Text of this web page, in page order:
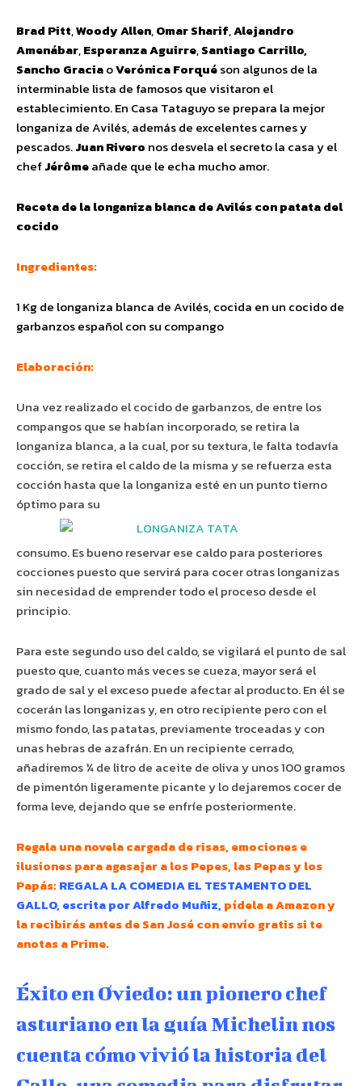
Brad Pitt,Woody Allen,Omar Sharif,Alejandro
Amenábar,Esperanza Aguirre,Santiago Carrillo,
Sancho GraciaoVerónica Forquéson algunos de la
interminable lista de famosos que visitaron el
establecimiento. En Casa Tataguyo se prepara la mejor
longaniza de Avilés, además de excelentes carnes y
pescados.Juan Rivero nos desvela el secreto la casa y el
chefJérômeañade que le echa mucho amor.
Receta de la longaniza blanca de Avilés con patata del
cocido
Ingredientes:
1 Kg de longaniza blanca de Avilés, cocida en un cocido de
garbanzos español con su compango
Elaboración:
Una vez realizado el cocido de garbanzos, de entre los
compangos que se habían incorporado, se retira la
longaniza blanca, a la cual, por su textura, le falta todavía
cocción, se retira el caldo de la misma y se refuerza esta
cocción hasta que la longaniza esté en un punto tierno
óptimo para su
consumo. Es bueno reservar ese caldo para posteriores
cocciones puesto que servirá para cocer otras longanizas
sin necesidad de emprender todo el proceso desde el
principio.
Para este segundo uso del caldo, se vigilará el punto de sal
puesto que, cuanto más veces se cueza, mayor será el
grado de sal y el exceso puede afectar al producto. En él se
cocerán las longanizas y, en otro recipiente pero con el
mismo fondo, las patatas, previamente troceadas y con
unas hebras de azafrán. En un recipiente cerrado,
añadiremos ¼ de litro de aceite de oliva y unos 100 gramos
de pimentón ligeramente picante y lo dejaremos cocer de
forma leve, dejando que se enfríe posteriormente.
Regala una novela cargada de risas, emociones e
ilusiones para agasajar a los Pepes, las Pepas y los
Papás:REGALA LA COMEDIA EL TESTAMENTO DEL
GALLO, escrita por Alfredo Muñiz, pídela a Amazon y
la recibirás antes de San José con envío gratis si te
anotas a Prime.
Éxito en Oviedo: un pionero chef
asturiano en la guía Michelin nos
cuenta cómo vivió la historia del